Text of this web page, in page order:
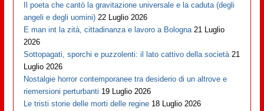
Il poeta che cantò la gravitazione universale e la caduta (degli
angeli e degli uomini) 22 Luglio 2026
E man int la zità, cittadinanza e lavoro a Bologna 21 Luglio
2026
Sottopagati, sporchi e puzzolenti: il lato cattivo della società 21
Luglio 2026
Nostalgie horror contemporanee tra desiderio di un altrove e
riemersioni perturbanti 19 Luglio 2026
Le tristi storie delle morti delle regine 18 Luglio 2026